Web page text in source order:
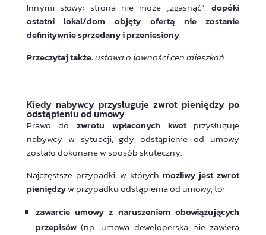
Innymi słowy: strona nie może „zgasnąć”,dopóki
ostatni lokal/dom objęty ofertą nie zostanie
definitywnie sprzedany i przeniesiony.
Przeczytaj także:ustawa o jawności cen mieszkań.
Kiedy nabywcy przysługuje zwrot pieniędzy po
odstąpieniu od umowy
Prawo dozwrotu wpłaconych kwotprzysługuje
nabywcy w sytuacji, gdy odstąpienie od umowy
zostało dokonane w sposób skuteczny.
Najczęstsze przypadki, w których możliwy jest zwrot
pieniędzyw przypadku odstąpienia od umowy, to:
zawarcie umowy z naruszeniem obowiązujących
przepisów(np. umowa deweloperska nie zawiera